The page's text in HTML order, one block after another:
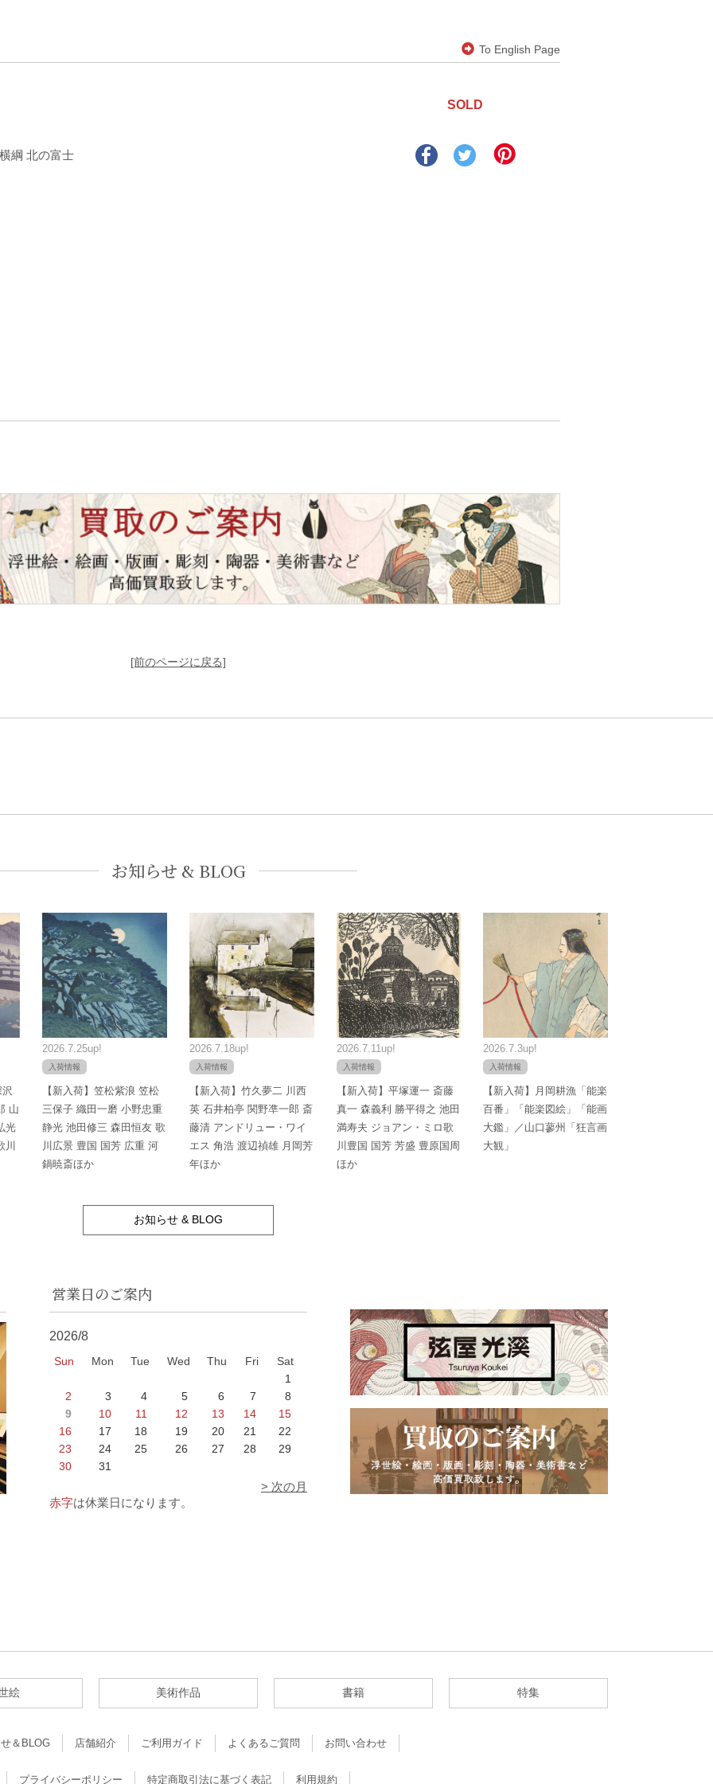
To English Page
綱 北の富士
SOLD
[前のページに戻る]
お知らせ & BLOG
山
光
川
2026.7.25up!
入荷情報
【新入荷】笠松紫浪 笠松
三保子 織田一磨 小野忠重
静光 池田修三 森田恒友 歌
川広景 豊国 国芳 広重 河
鍋暁斎ほか
2026.7.18up!
入荷情報
【新入荷】竹久夢二 川西
英 石井柏亭 関野凖一郎 斎
藤清 アンドリュー・ワイ
エス 角浩 渡辺禎雄 月岡芳
年ほか
2026.7.11up!
入荷情報
【新入荷】平塚運一 斎藤
真一 森義利 勝平得之 池田
満寿夫 ジョアン・ミロ歌
川豊国 国芳 芳盛 豊原国周
ほか
2026.7.3up!
入荷情報
【新入荷】月岡耕漁「能楽
百番」「能楽図絵」「能画
大鑑」／山口蓼州「狂言画
大観」
お知らせ & BLOG
営業日のご案内
2026/8
Sun Mon Tue Wed Thu Fri
Sat
1
2
3 4 5 6 7
8
9
10 11 12 13 14
15
16
17 18 19 20 21
22
23
24 25 26 27 28
29
30
31
> 次の月
赤字は休業日になります。
絵 美術作品 書籍 特集
＆BLOG 店舗紹介 ご利用ガイド よくあるご質問 お問い合わせ
プライバシーポリシー 特定商取引法に基づく表記 利用規約